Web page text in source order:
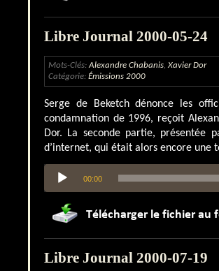
Libre Journal 2000-05-24
Mots-Clés:Alexandre Chabanis,Xavier Dor
Catégorie: Émissions 2000
Serge de Beketch dénonce les
condamnation de 1996, reçoit
Dor. La seconde partie, présentée
d’internet, qui était alors encore une
audio
00:00
Libre Journal 2000-07-19